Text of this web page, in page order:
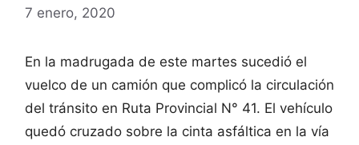
7 enero, 2020
En la madrugada de este martes sucedió el
vuelco de un camión que complicó la circulación
del tránsito en Ruta Provincial N° 41. El vehículo
quedó cruzado sobre la cinta asfáltica en la vía